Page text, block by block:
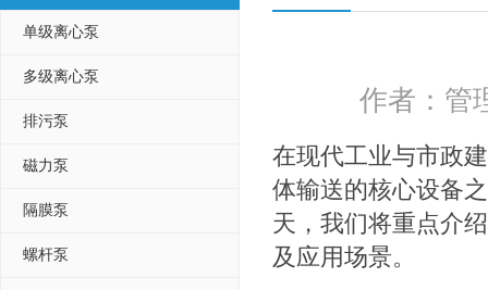
单级离心泵
多级离心泵
排污泵
磁力泵
隔膜泵
螺杆泵
作者：
在现代工业与市政
体输送的核心设备
天，我们将重点介
及应用场景。